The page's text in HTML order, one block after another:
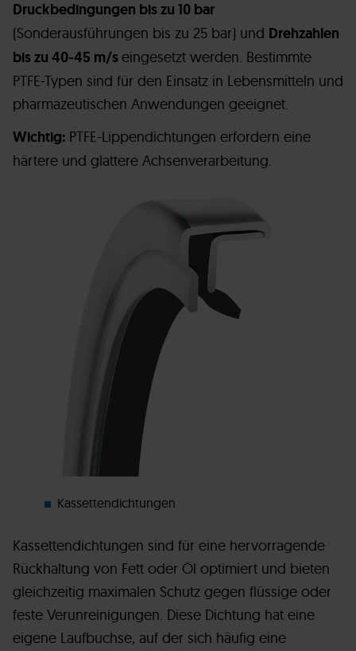
Druckbedingungen bis zu 10 bar
(Sonderausführungen bis zu 25 bar) und Drehzahlen
bis zu 40-45 m/s eingesetzt werden. Bestimmte
PTFE-Typen sind für den Einsatz in Lebensmitteln und
pharmazeutischen Anwendungen geeignet.
Wichtig: PTFE-Lippendichtungen erfordern eine
härtere und glattere Achsenverarbeitung.
Kassettendichtungen
Kassettendichtungen sind für eine hervorragende
Rückhaltung von Fett oder Öl optimiert und bieten
gleichzeitig maximalen Schutz gegen flüssige oder
feste Verunreinigungen. Diese Dichtung hat eine
eigene Laufbuchse, auf der sich häufig eine